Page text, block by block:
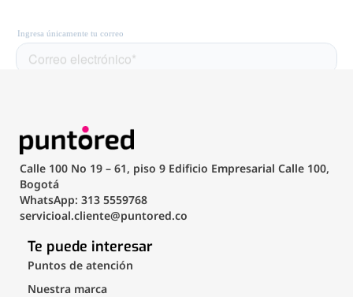
Calle 100 No 19 – 61, piso 9 Edificio Empresarial Calle 100,
Bogotá
WhatsApp: 313 5559768
servicioal.cliente@puntored.co
Te puede interesar
Puntos de atención
Nuestra marca